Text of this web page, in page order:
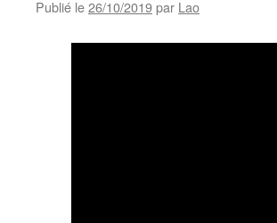
Publié le26/10/2019par Lao